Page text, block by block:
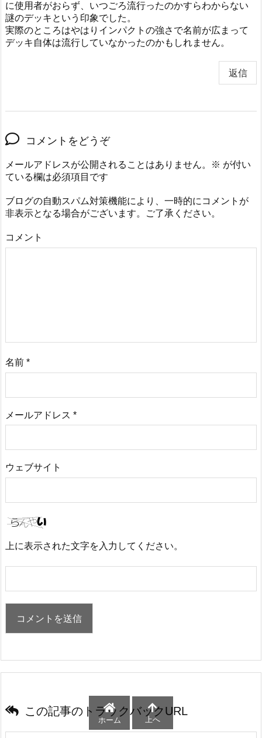
に使用者がおらず、いつごろ流行ったのかすらわからない
謎のデッキという印象でした。
実際のところはやはりインパクトの強さで名前が広まって
デッキ自体は流行していなかったのかもしれません。
返信
コメントをどうぞ
メールアドレスが公開されることはありません。 ※ が付い
ている欄は必須項目です
ブログの自動スパム対策機能により、一時的にコメントが
非表示となる場合がございます。ご了承ください。
コメント
名前 *
メールアドレス *
ウェブサイト
上に表示された文字を入力してください。
この記事のトラックバックURL
ホーム 上へ